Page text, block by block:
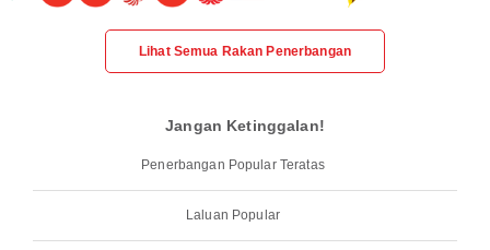
Lihat Semua Rakan Penerbangan
Jangan Ketinggalan!
Penerbangan Popular Teratas
Laluan Popular